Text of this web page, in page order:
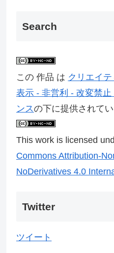
Search
この 作品 は クリエイ
表示 - 非営利 - 改変禁
ンスの下に提供されてい
This work is licensed
Commons Attribution-
NoDerivatives 4.0
Twitter
ツイート